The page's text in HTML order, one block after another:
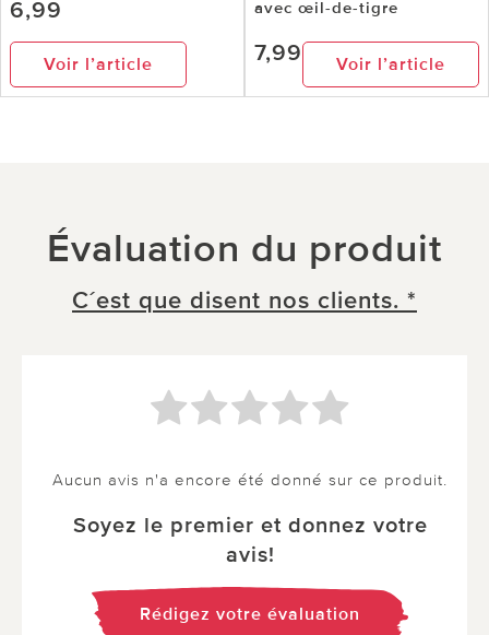
6,99
Voir l’article
avec œil-de-tigre
7,99 Voir l’article
Évaluation du produit
C´est que disent nos clients. *
Aucun avis n'a encore été donné sur ce produit.
Soyez le premier et donnez votre
avis!
Rédigez votre évaluation